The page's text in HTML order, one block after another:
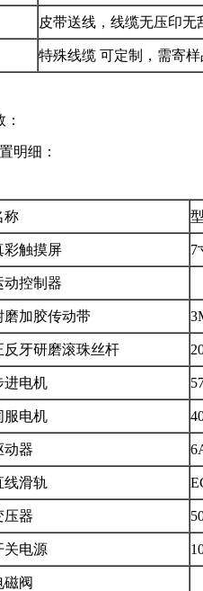
皮带送线，线缆无压印无
特殊线缆 可定制，需寄
明细：
称
彩触摸屏 7
动控制器
磨加胶传动带
反牙研磨滚珠丝杆
进电机
服电机
动器
线滑轨
压器
关电源
磁阀